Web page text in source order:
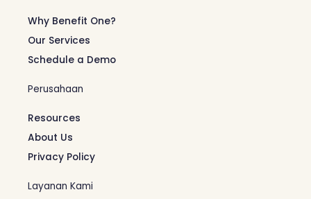
Why Benefit One?
Our Services
Schedule a Demo
Perusahaan
Resources
About Us
Privacy Policy
Layanan Kami